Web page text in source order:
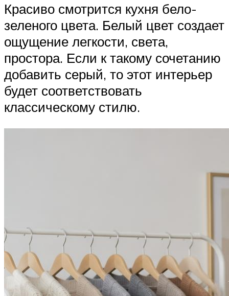
Красиво смотрится кухня бело-
зеленого цвета. Белый цвет создает
ощущение легкости, света,
простора. Если к такому сочетанию
добавить серый, то этот интерьер
будет соответствовать
классическому стилю.